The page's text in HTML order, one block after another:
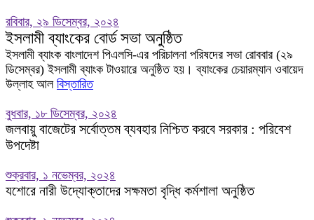
রবিবার, ২৯ ডিসেম্বর, ২০২৪
ইসলামী ব্যাংকের বোর্ড সভা অনুষ্ঠিত
ইসলামী ব্যাংক বাংলাদেশ পিএলসি-এর পরিচালনা পরিষদের সভা রোববার (২৯
ডিসেম্বর) ইসলামী ব্যাংক টাওয়ারে অনুষ্ঠিত হয়। ব্যাংকের চেয়ারম্যান ওবায়েদ
উল্লাহ আল বিস্তারিত
বুধবার, ১৮ ডিসেম্বর, ২০২৪
জলবায়ু বাজেটের সর্বোত্তম ব্যবহার নিশ্চিত করবে সরকার : পরিবেশ
উপদেষ্টা
শুক্রবার, ১ নভেম্বর, ২০২৪
যশোরে নারী উদ্যোক্তাদের সক্ষমতা বৃদ্ধি কর্মশালা অনুষ্ঠিত